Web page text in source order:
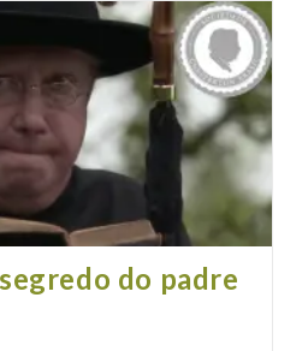
do padre